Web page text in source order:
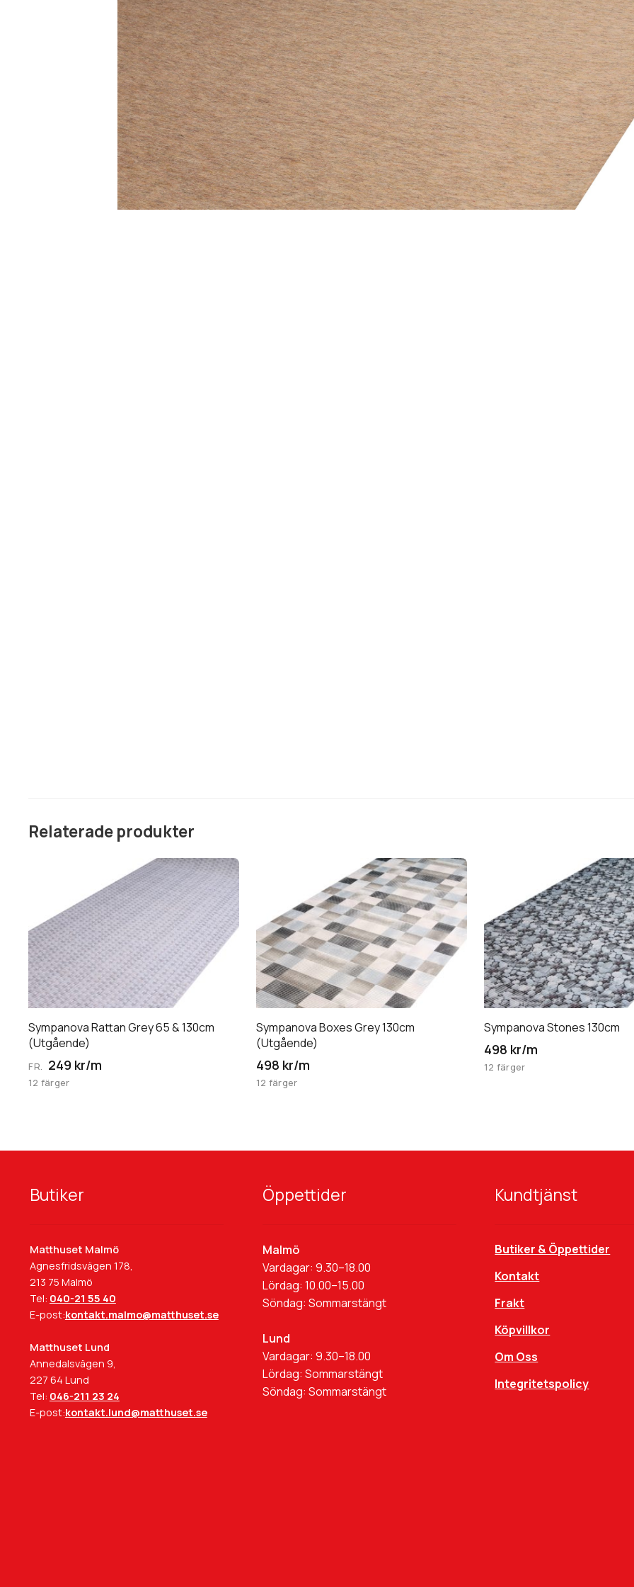
Relaterade produkter
Sympanova Rattan Grey 65 & 130cm
(Utgående)
FR. 249 kr/m
12 färger
Sympanova Boxes Grey 130cm
(Utgående)
498 kr/m
12 färger
Sympanova Stones 130cm
498 kr/m
12 färger
Butiker
Matthuset Malmö
Agnesfridsvägen 178,
213 75 Malmö
Tel: 040-21 55 40
E-post:kontakt.malmo@matthuset.se
Matthuset Lund
Annedalsvägen 9,
227 64 Lund
Tel: 046-211 23 24
E-post:kontakt.lund@matthuset.se
Öppettider
Malmö
Vardagar: 9.30–18.00
Lördag: 10.00–15.00
Söndag: Sommarstängt
Lund
Vardagar: 9.30–18.00
Lördag: Sommarstängt
Söndag: Sommarstängt
Kundtjänst
Butiker & Öppettider
Kontakt
Frakt
Köpvillkor
Om Oss
Integritetspolicy